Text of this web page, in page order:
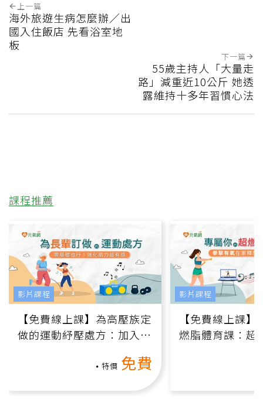
上一篇
海外旅遊生病怎麼辦／出
國入住飯店 先看浴室地
板
下一篇
55歲主持人「大量走
路」減重近10公斤 她透
露維持十多年習慣心法
課程推薦
【免費線上課】為高壓族定
做的運動紓壓處方：加入行
特價 免費
影片課程
【免費線上課
燃脂體育課：超
影片課程